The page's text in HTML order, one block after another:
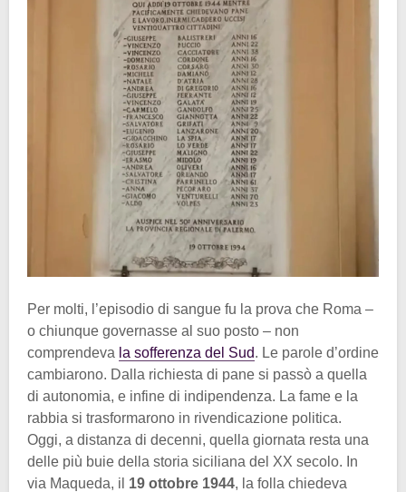
Per molti, l’episodio di sangue fu la prova che Roma –
o chiunque governasse al suo posto – non
comprendeva la sofferenza del Sud. Le parole d’ordine
cambiarono. Dalla richiesta di pane si passò a quella
di autonomia, e infine di indipendenza. La fame e la
rabbia si trasformarono in rivendicazione politica.
Oggi, a distanza di decenni, quella giornata resta una
delle più buie della storia siciliana del XX secolo. In
via Maqueda, il 19 ottobre 1944, la folla chiedeva